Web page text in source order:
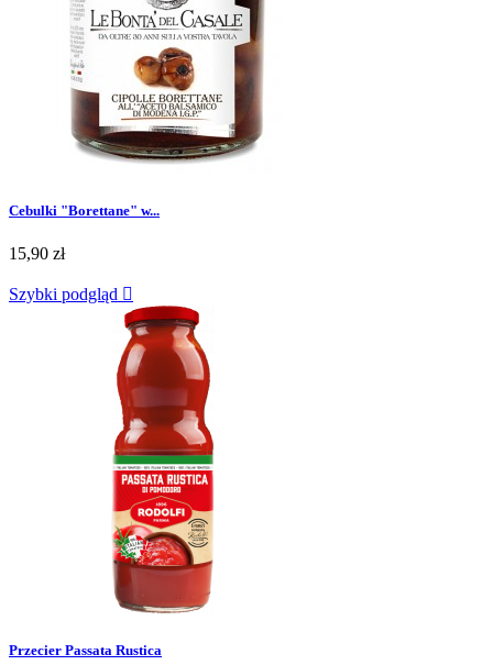
Cebulki "Borettane" w...
15,90 zł
Szybki podgląd 
Przecier Passata Rustica